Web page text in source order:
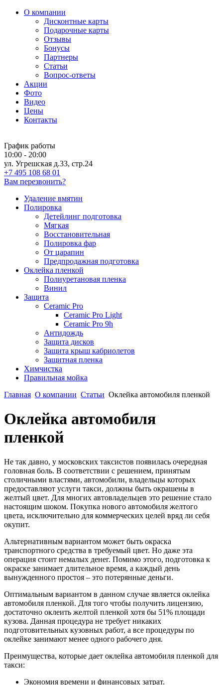
О компании
Дисконтные карты
Подарочные карты
Отзывы
Бонусы
Партнеры
Статьи
Вопрос-ответы
Акции
Фото
Видео
Цены
Контакты
График работы
10:00 - 20:00
ул. Угрешская д.33, стр.24
+7 495 108 68 01
Вам перезвонить?
Удаление вмятин
Полировка
Детейлинг подготовка
Мягкая
Восстановительная
Полировка фар
От царапин
Предпродажная подготовка
Оклейка пленкой
Полиуретановая пленка
Винил
Защита
Сeramic Pro
Сeramic Pro Light
Сeramic Pro 9h
Антидождь
Защита дисков
Защита крыш кабриолетов
Защитная пленка
Химчистка
Правильная мойка
Главная О компании Статьи Оклейка автомобиля пленкой
Оклейка автомобиля
пленкой
Не так давно, у московских таксистов появилась очередная
головная боль. В соответствии с решением, принятым
столичными властями, автомобили, владельцы которых
предоставляют услуги такси, должны быть окрашены в
желтый цвет. Для многих автовладельцев это решение стало
настоящим шоком. Покупка нового автомобиля желтого
цвета, исключительно для коммерческих целей вряд ли себя
окупит.
Альтернативным вариантом может быть окраска
транспортного средства в требуемый цвет. Но даже эта
операция стоит немалых денег. Помимо этого, подготовка к
окраске занимает длительное время, а каждый день
вынужденного простоя – это потерянные деньги.
Оптимальным вариантом в данном случае является оклейка
автомобиля пленкой. Для того чтобы получить лицензию,
достаточно оклеить желтой пленкой хотя бы 51% площади
кузова. Данная процедура не требует никаких
подготовительных кузовных работ, а все процедуры по
оклейке занимают менее одного рабочего дня.
Преимущества, которые дает оклейка автомобиля пленкой для
такси:
Экономия времени и финансовых затрат.